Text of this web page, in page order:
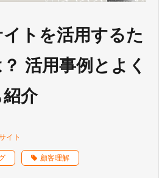
トを活用するた
活用事例とよく
介
イト
顧客理解